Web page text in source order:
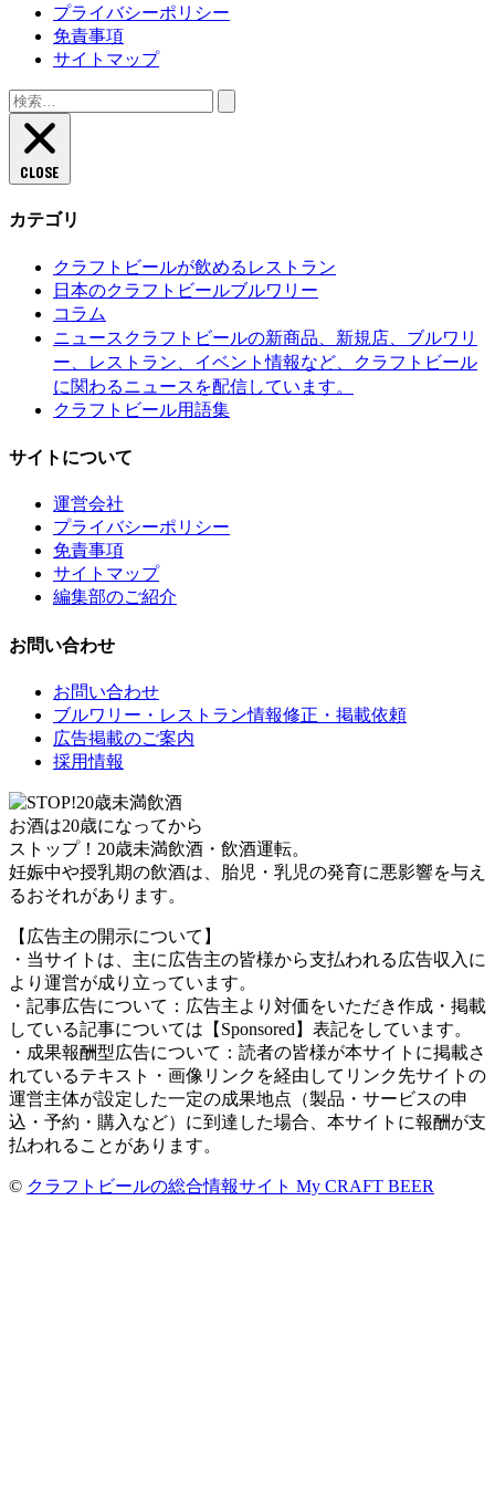
プライバシーポリシー
免責事項
サイトマップ
検
索:
CLOSE
カテゴリ
クラフトビールが飲めるレストラン
日本のクラフトビールブルワリー
コラム
ニュース クラフトビールの新商品、新規店、ブルワリ
ー、レストラン、イベント情報など、クラフトビール
に関わるニュースを配信しています。
クラフトビール用語集
サイトについて
運営会社
プライバシーポリシー
免責事項
サイトマップ
編集部のご紹介
お問い合わせ
お問い合わせ
ブルワリー・レストラン情報修正・掲載依頼
広告掲載のご案内
採用情報
お酒は20歳になってから
ストップ！20歳未満飲酒・飲酒運転。
妊娠中や授乳期の飲酒は、胎児・乳児の発育に悪影響を与え
るおそれがあります。
【広告主の開示について】
・当サイトは、主に広告主の皆様から支払われる広告収入に
より運営が成り立っています。
・記事広告について：広告主より対価をいただき作成・掲載
している記事については【Sponsored】表記をしています。
・成果報酬型広告について：読者の皆様が本サイトに掲載さ
れているテキスト・画像リンクを経由してリンク先サイトの
運営主体が設定した一定の成果地点（製品・サービスの申
込・予約・購入など）に到達した場合、本サイトに報酬が支
払われることがあります。
© クラフトビールの総合情報サイト My CRAFT BEER